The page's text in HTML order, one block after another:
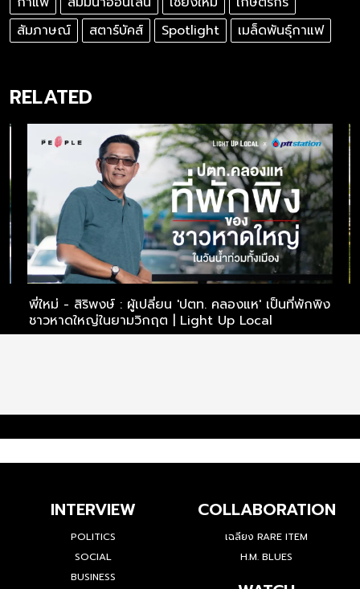
สัมภาษณ์
สตาร์บัคส์ Spotlight เมล็ดพันธุ์กาแฟ
RELATED
พี่ใหม่ - สิริพงษ์ : ผู้เปลี่ยน 'ปตท. คลองแห' เป็นที่พักพิง
ชาวหาดใหญ่ในยามวิกฤต | Light Up Local
INTERVIEW
POLITICS
SOCIAL
BUSINESS
COLLABORATION
เฉลียง RARE ITEM
H.M. BLUES